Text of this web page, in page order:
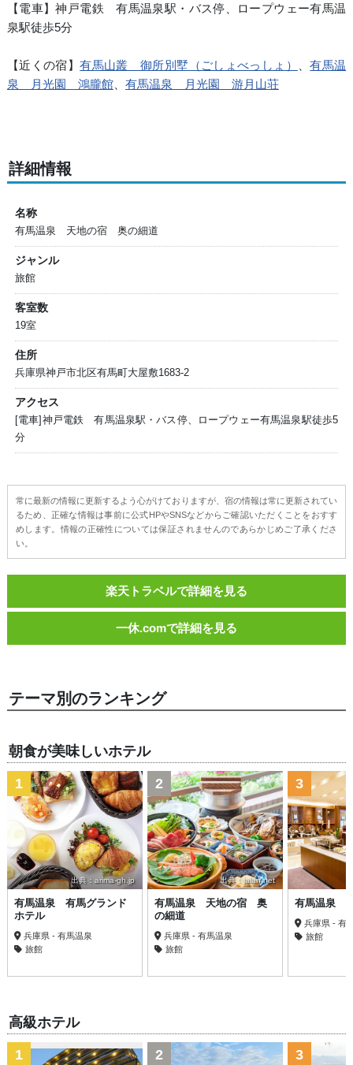
【電車】神戸電鉄 有馬温泉駅・バス停、ロープウェー有馬温
泉駅徒歩5分
【近くの宿】有馬山叢 御所別墅（ごしょべっしょ） 、有馬温
泉 月光園 鴻朧館、 有馬温泉 月光園 游月山荘
詳細情報
名称
有馬温泉 天地の宿 奥の細道
ジャンル
旅館
客室数
19室
住所
兵庫県神戸市北区有馬町大屋敷1683-2
アクセス
[電車]神戸電鉄 有馬温泉駅・バス停、ロープウェー有馬温泉駅徒歩5
分
常に最新の情報に更新するよう心がけておりますが、宿の情報は常に更新されてい
るため、正確な情報は事前に公式HPやSNSなどからご確認いただくことをおすす
めします。情報の正確性については保証されませんのであらかじめご了承くださ
い。
楽天トラベルで詳細を見る
一休.comで詳細を見る
テーマ別のランキング
朝食が美味しいホテル
出典：arima-gh.jp
1
有馬温泉 有馬グランド
ホテル
兵庫県 - 有馬温泉
旅館
出典：jalan.net
2
有馬温泉 天地の宿 奥
の細道
兵庫県 - 有馬温泉
旅館
3
有馬温泉
兵庫県 - 有
旅館
高級ホテル
1 2 3